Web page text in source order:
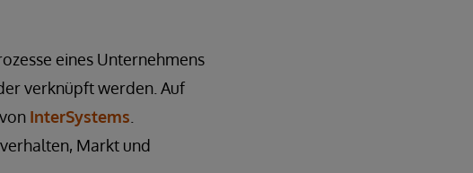
eines Unternehmens
verknüpft werden. Auf
InterSystems
Markt und